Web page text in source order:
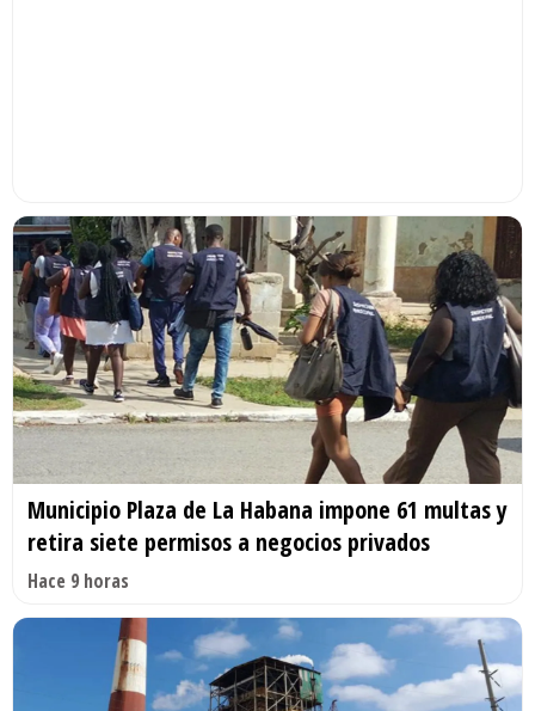
Municipio Plaza de La Habana impone 61 multas y
retira siete permisos a negocios privados
Hace 9 horas